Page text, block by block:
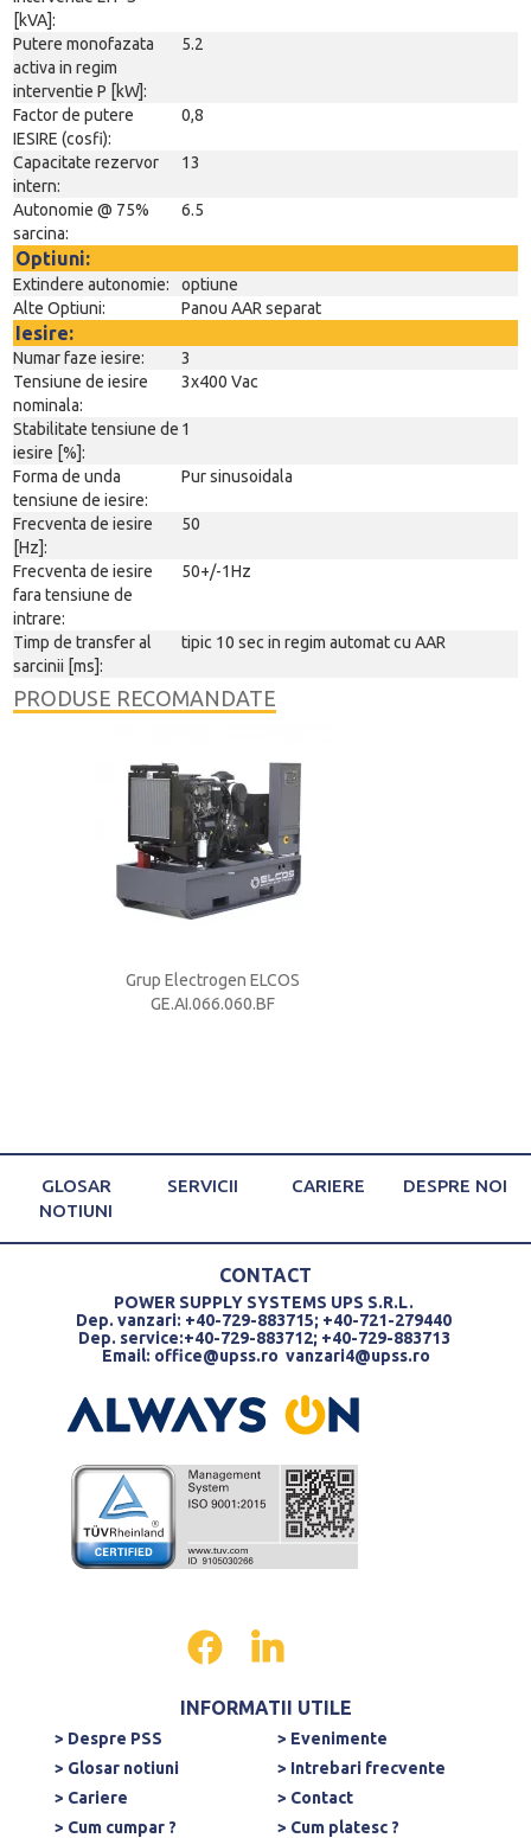
[kVA]:
Putere monofazata
activa in regim
interventie P [kW]:
5.2
Factor de putere
IESIRE (cosfi):
0,8
Capacitate rezervor
intern:
13
Autonomie @ 75%
sarcina:
6.5
Optiuni:
Extindere autonomie:
optiune
Alte Optiuni:
Panou AAR separat
Iesire:
Numar faze iesire:
3
Tensiune de iesire
nominala:
3x400 Vac
Stabilitate tensiune de
iesire [%]:
1
Forma de unda
tensiune de iesire:
Pur sinusoidala
Frecventa de iesire
[Hz]:
50
Frecventa de iesire
fara tensiune de
intrare:
50+/-1Hz
Timp de transfer al
sarcinii [ms]:
tipic 10 sec in regim automat cu AAR
PRODUSE RECOMANDATE
Grup Electrogen ELCOS
GE.AI.066.060.BF
GLOSAR
NOTIUNI
SERVICII CARIERE DESPRE NOI
CONTACT
POWER SUPPLY SYSTEMS UPS S.R.L.
Dep. vanzari: +40-729-883715; +40-721-279440
Dep. service:+40-729-883712; +40-729-883713
Email: office@upss.ro vanzari4@upss.ro
INFORMATII UTILE
> Despre PSS
> Evenimente
> Glosar notiuni
> Intrebari frecvente
> Cariere
> Contact
> Cum cumpar ?
> Cum platesc ?